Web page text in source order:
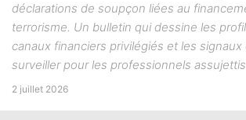
déclarations de soupçon liées au
terrorisme. Un bulletin qui dessine les
canaux financiers privilégiés et les signaux
surveiller pour les professionnels
2 juillet 2026